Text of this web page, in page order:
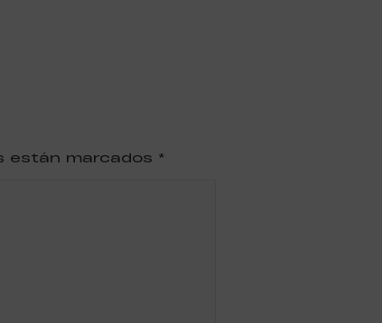
están marcados *